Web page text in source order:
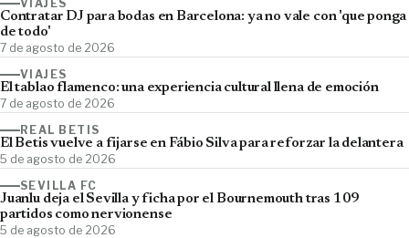
VIAJES
Contratar DJ para bodas en Barcelona: ya no vale con 'que ponga
de todo'
7 de agosto de 2026
VIAJES
El tablao flamenco: una experiencia cultural llena de emoción
7 de agosto de 2026
REAL BETIS
El Betis vuelve a fijarse en Fábio Silva para reforzar la delantera
5 de agosto de 2026
SEVILLA FC
Juanlu deja el Sevilla y ficha por el Bournemouth tras 109
partidos como nervionense
5 de agosto de 2026